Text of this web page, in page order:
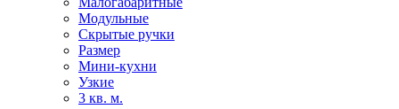
Модульные
Скрытые ручки
Размер
Мини-кухни
Узкие
3 кв. м.